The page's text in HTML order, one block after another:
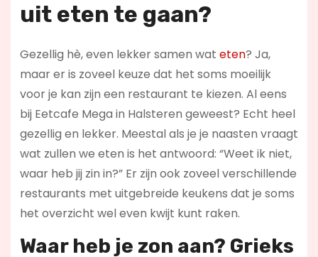
uit eten te gaan?
Gezellig hè, even lekker samen wat eten? Ja,
maar er is zoveel keuze dat het soms moeilijk
voor je kan zijn een restaurant te kiezen. Al eens
bij Eetcafe Mega in Halsteren geweest? Echt heel
gezellig en lekker. Meestal als je je naasten vraagt
wat zullen we eten is het antwoord: “Weet ik niet,
waar heb jij zin in?” Er zijn ook zoveel verschillende
restaurants met uitgebreide keukens dat je soms
het overzicht wel even kwijt kunt raken.
Waar heb je zon aan? Grieks